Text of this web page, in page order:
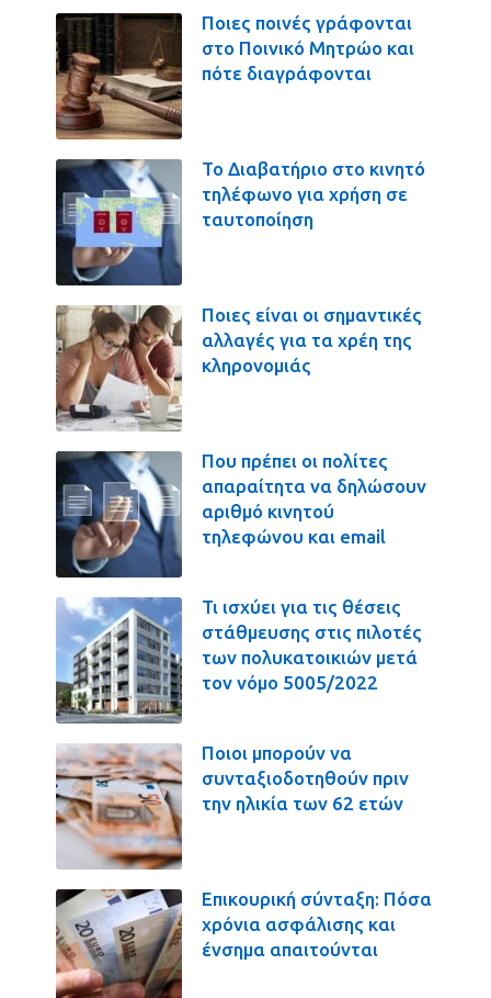
Ποιες ποινές γράφονται
στο Ποινικό Μητρώο και
πότε διαγράφονται
Το Διαβατήριο στο κινητό
τηλέφωνο για χρήση σε
ταυτοποίηση
Ποιες είναι οι σημαντικές
αλλαγές για τα χρέη της
κληρονομιάς
Που πρέπει οι πολίτες
απαραίτητα να δηλώσουν
αριθμό κινητού
τηλεφώνου και email
Τι ισχύει για τις θέσεις
στάθμευσης στις πιλοτές
των πολυκατοικιών μετά
τον νόμο 5005/2022
Ποιοι μπορούν να
συνταξιοδοτηθούν πριν
την ηλικία των 62 ετών
Επικουρική σύνταξη: Πόσα
χρόνια ασφάλισης και
ένσημα απαιτούνται